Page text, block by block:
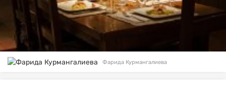
Фарида Курмангалиева